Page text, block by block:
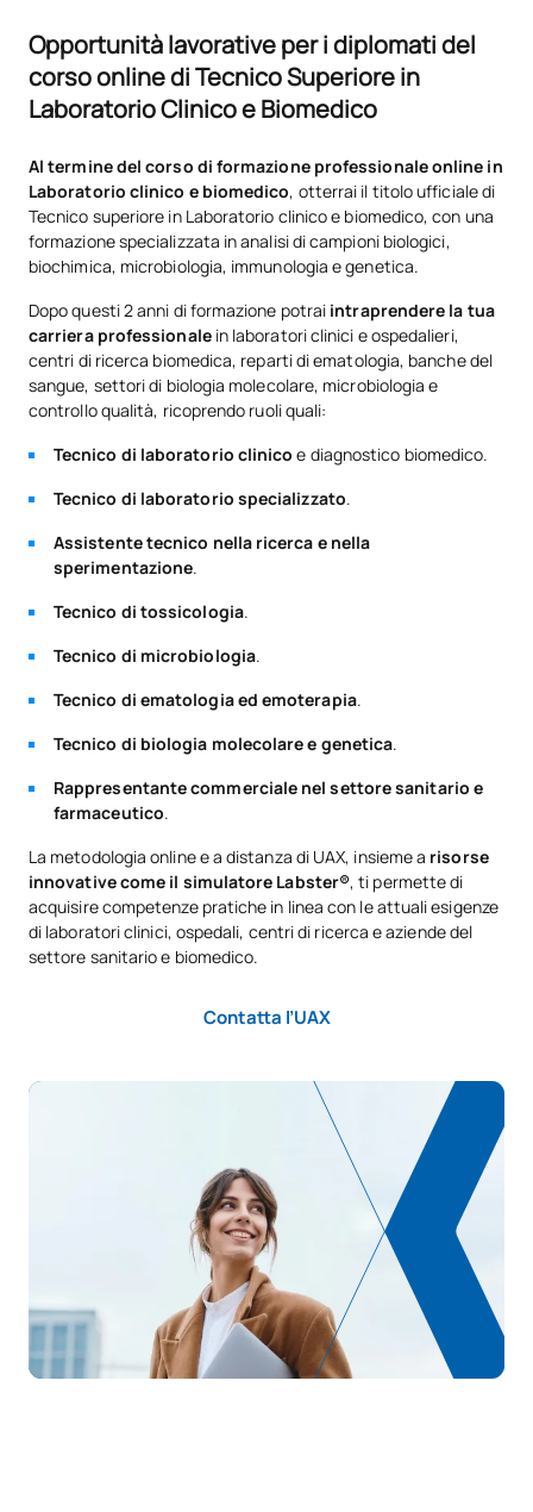
Opportunità lavorative per i diplomati del
corso online di Tecnico Superiore in
Laboratorio Clinico e Biomedico
Al termine del corso di formazione professionale online in
Laboratorio clinico e biomedico, otterrai il titolo ufficiale di
Tecnico superiore in Laboratorio clinico e biomedico, con una
formazione specializzata in analisi di campioni biologici,
biochimica, microbiologia, immunologia e genetica.
Dopo questi 2 anni di formazione potrai intraprendere la tua
carriera professionale in laboratori clinici e ospedalieri,
centri di ricerca biomedica, reparti di ematologia, banche del
sangue, settori di biologia molecolare, microbiologia e
controllo qualità, ricoprendo ruoli quali:
Tecnico di laboratorio clinicoe diagnostico biomedico.
Tecnico di laboratorio specializzato.
Assistente tecnico nella ricerca e nella
sperimentazione.
Tecnico di tossicologia.
Tecnico di microbiologia.
Tecnico di ematologia ed emoterapia.
Tecnico di biologia molecolare e genetica.
Rappresentante commerciale nel settore sanitario e
farmaceutico.
La metodologia online e a distanza di UAX, insieme a risorse
innovative come il simulatore Labster®, ti permette di
acquisire competenze pratiche in linea con le attuali esigenze
di laboratori clinici, ospedali, centri di ricerca e aziende del
settore sanitario e biomedico.
Contatta l’UAX